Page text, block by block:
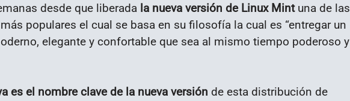
desde que liberada la nueva versión de Linux Mintuna de las
populares el cual se basa en su filosofía la cual es “entregar un
elegante y confortable que sea al mismo tiempo poderoso y
es el nombre clave de la nueva versión de esta distribución de